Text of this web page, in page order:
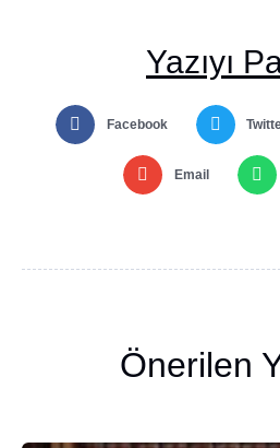
Yazıyı
Facebook
Email
Önerilen